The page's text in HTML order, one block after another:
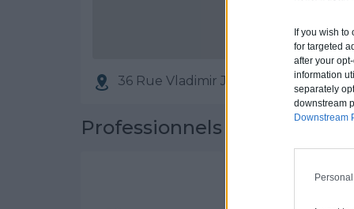
If you wish
for targeted
after your
information
separately
downstream
Downstream
36 Rue Vladimir Jankelevitch, 77184
Professionnels partenaires